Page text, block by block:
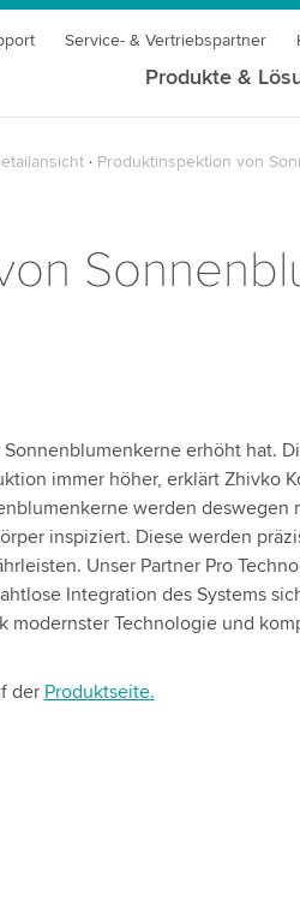
Service- & Vertriebspartner
Produkte &
Produktinspektion von
erhöht hat.
immer höher, erklärt Zhivko
werden deswegen
inspiziert. Diese werden
Unser Partner Pro
Integration des Systems
modernster Technologie und
der Produktseite.